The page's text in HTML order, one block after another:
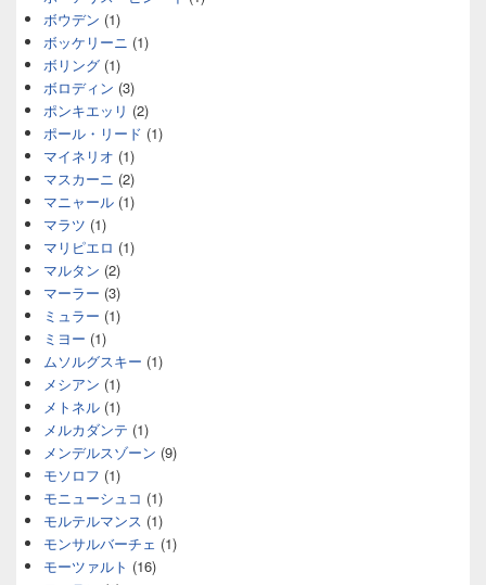
ボウデン (1)
ボッケリーニ (1)
ボリング (1)
ボロディン (3)
ポンキエッリ (2)
ポール・リード (1)
マイネリオ (1)
マスカーニ (2)
マニャール (1)
マラツ (1)
マリピエロ (1)
マルタン (2)
マーラー (3)
ミュラー (1)
ミヨー (1)
ムソルグスキー (1)
メシアン (1)
メトネル (1)
メルカダンテ (1)
メンデルスゾーン (9)
モソロフ (1)
モニューシュコ (1)
モルテルマンス (1)
モンサルバーチェ (1)
モーツァルト (16)